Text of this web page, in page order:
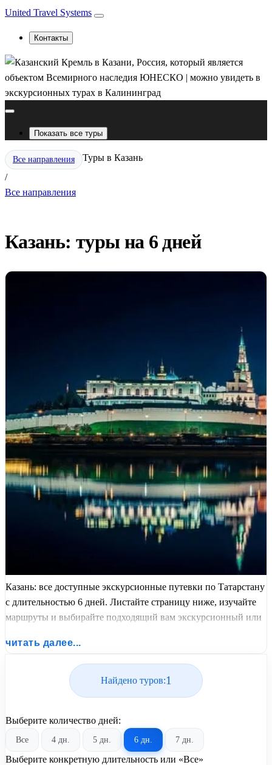
United Travel Systems
Контакты
Показать все туры
Все направления
/
Туры в Казань
Все направления
Казань: туры на 6 дней
Казань: все доступные экскурсионные путевки по Татарстану
с длительностью 6 дней. Листайте страницу ниже, изучайте
маршруты и выбирайте подходящий вам экскурсионный или
читать далее...
Найдено туров:1
Выберите количество дней:
Все 4 дн. 5 дн. 6 дн. 7 дн.
Выберите конкретную длительность или «Все»